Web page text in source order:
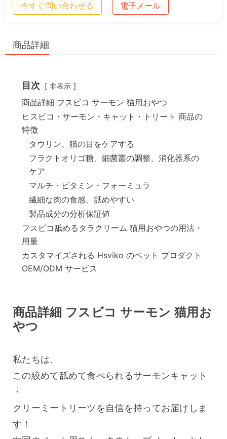
今すぐ問い合わせる 電子メール
商品詳細
目次 非表示
商品詳細 フスビコ サーモン 猫用おやつ
ヒスビコ・サーモン・キャット・トリート 商品の
特徴
タウリン、猫の目をケアする
フラクトオリゴ糖、細菌叢の調整、消化器系の
ケア
マルチ・ビタミン・フォーミュラ
繊細な肉の食感、舐めやすい
製品成分の分析保証値
フスビコ舐めるタラクリーム 猫用おやつの用法・
用量
カスタマイズされる Hsviko のペット プロダクト
OEM/ODM サービス
商品詳細 フスビコ サーモン 猫用お
やつ
私たちは、
この絞めて舐めて食べられるサーモンキャット
・
クリーミートリーツを自信を持ってお届けしま
す！